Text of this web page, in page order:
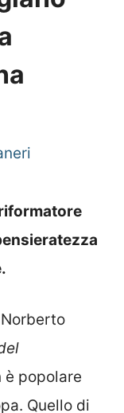
è popolare
Quello di